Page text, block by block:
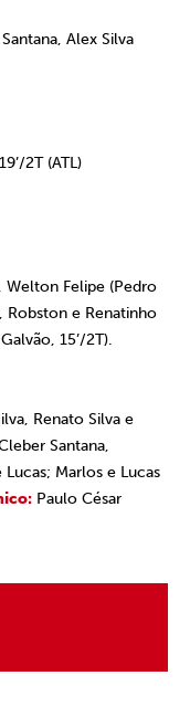
Alex Silva
2T (ATL)
Welton Felipe (Pedro
Robston e Renatinho
15’/2T).
Renato Silva e
Santana,
Lucas; Marlos e Lucas
Paulo César